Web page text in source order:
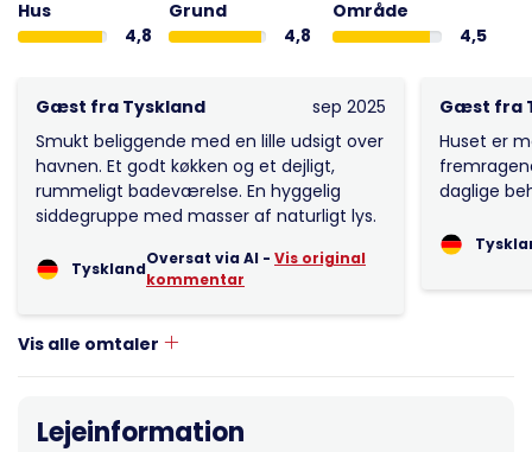
Hus
4,8
Grund
4,8
Område
4,5
Gæst fra Tyskland
sep 2025
Smukt beliggende med en lille udsigt over
havnen. Et godt køkken og et dejligt,
rummeligt badeværelse. En hyggelig
siddegruppe med masser af naturligt lys.
Tyskland
Oversat via AI - Vis original
kommentar
Gæst fra
Huset er
daglige
Vis alle omtaler
Lejeinformation